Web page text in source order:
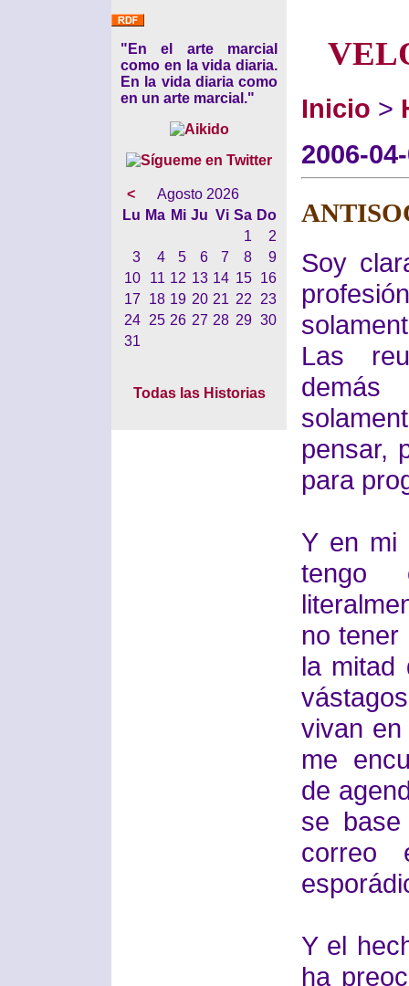
"En el arte marcial
como en la vida diaria.
En la vida diaria como
en un arte marcial."
<
Agosto 2026
Lu Ma Mi Ju Vi Sa Do
1
2
3
4 5 6 7 8
9
10
11 12 13 14 15
16
17
18 19 20 21 22
23
24
25 26 27 28 29 30
31
Todas las Historias
Inicio >
2006-
Soy
Las
pensar,
para
Y en mi
tengo
no tener
la mitad
vivan
me
de
se
correo
Y el
ha